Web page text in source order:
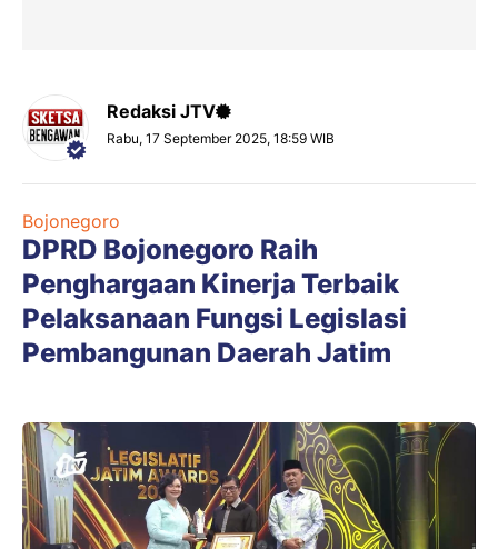
Redaksi JTV
Rabu, 17 September 2025, 18:59 WIB
Bojonegoro
DPRD Bojonegoro Raih
Penghargaan Kinerja Terbaik
Pelaksanaan Fungsi Legislasi
Pembangunan Daerah Jatim